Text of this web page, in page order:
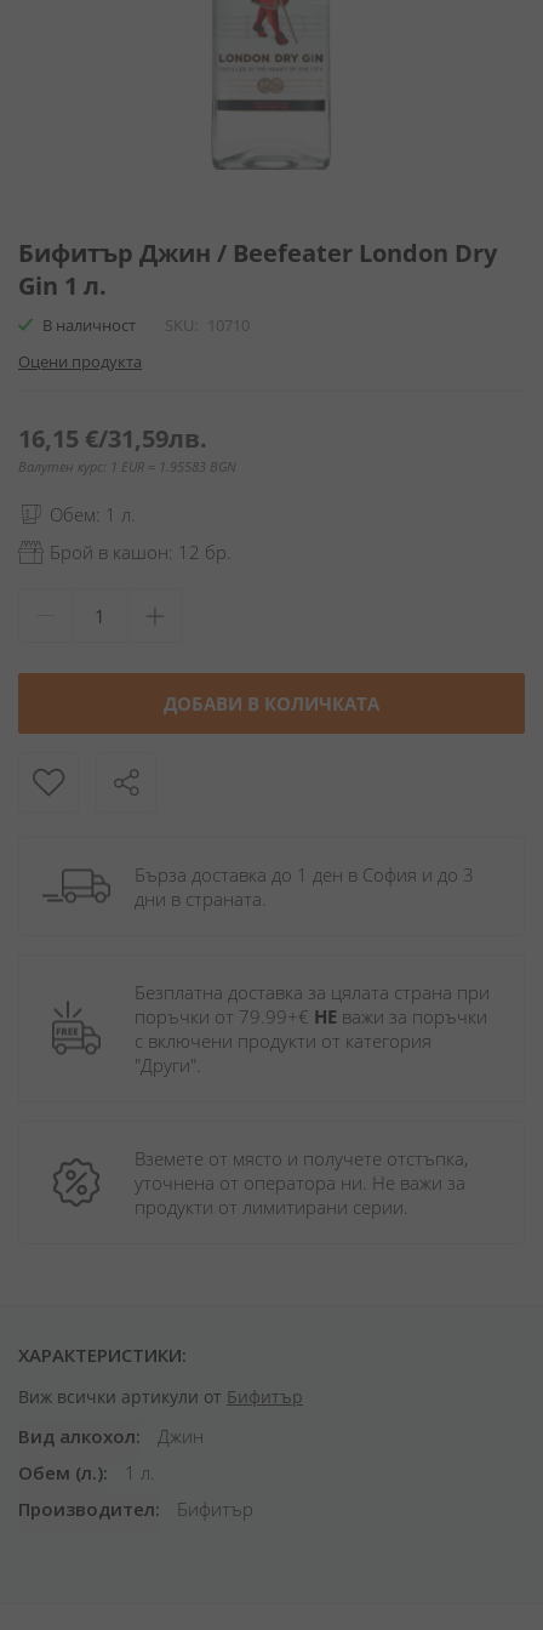
към
началото
на
галерия
снимки
Бифитър Джин / Beefeater London Dry
Gin 1 л.
В наличност SKU
10710
Оцени продукта
16,15 €/31,59лв.
Валутен курс: 1 EUR = 1.95583 BGN
Обем: 1 л.
Брой в кашон: 12 бр.
ДОБАВИ В КОЛИЧКАТА
Бърза доставка до 1 ден в София и до 3
дни в страната.
Безплатна доставка за цялата страна при
поръчки от 79.99+€ НЕ важи за поръчки
с включени продукти от категория
"Други".
Вземете от място и получете отстъпка,
уточнена от оператора ни. Не важи за
продукти от лимитирани серии.
ХАРАКТЕРИСТИКИ:
Виж всички артикули от Бифитър
Вид алкохол
Джин
Обем (л.)
1 л.
Производител
Бифитър